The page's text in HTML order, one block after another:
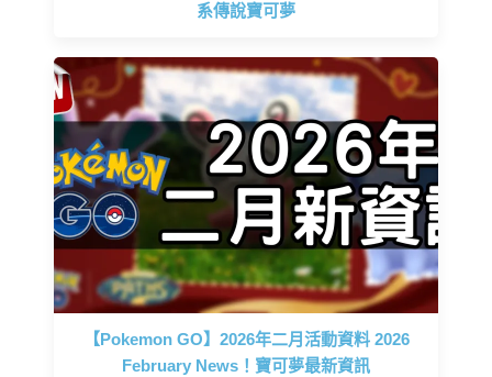
系傳說寶可夢
【Pokemon GO】2026年二月活動資料 2026
February News！寶可夢最新資訊